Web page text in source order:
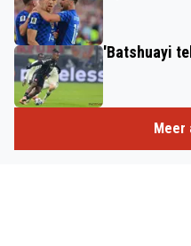
'Batshuayi
Meer